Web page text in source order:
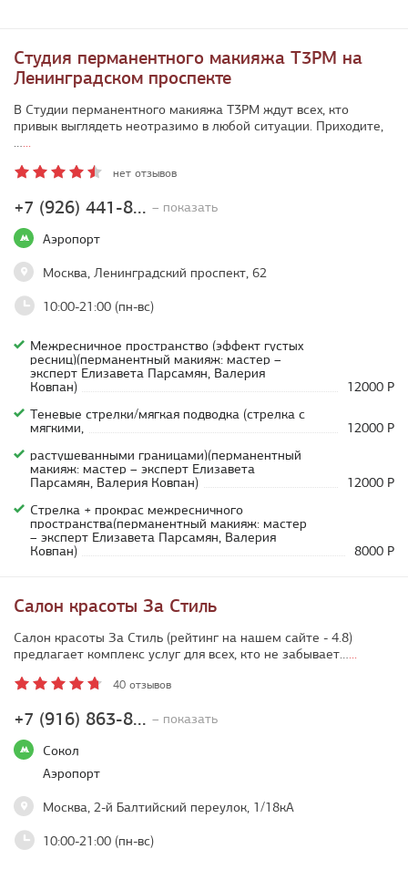
Студия перманентного макияжа T3PM на
Ленинградском проспекте
+7 (926) 441-8... – показать
Аэропорт
Москва, Ленинградский проспект, 62
10:00-21:00 (пн-вс)
В Студии перманентного макияжа T3PM ждут всех, кто
привык выглядеть неотразимо в любой ситуации. Приходите,
…...
нет отзывов
Межресничное пространство (эффект густых
ресниц)(перманентный макияж: мастер –
эксперт Елизавета Парсамян, Валерия
Ковпан)
12000 Р
Теневые стрелки/мягкая подводка (стрелка с
мягкими,
12000 Р
растушеванными границами)(перманентный
макияж: мастер – эксперт Елизавета
Парсамян, Валерия Ковпан)
12000 Р
Стрелка + прокрас межресничного
пространства(перманентный макияж: мастер
– эксперт Елизавета Парсамян, Валерия
Ковпан)
8000 Р
Салон красоты За Стиль
+7 (916) 863-8... – показать
Сокол
Аэропорт
Москва, 2-й Балтийский переулок, 1/18кА
10:00-21:00 (пн-вс)
Салон красоты За Стиль (рейтинг на нашем сайте - 4.8)
предлагает комплекс услуг для всех, кто не забывает…...
40 отзывов